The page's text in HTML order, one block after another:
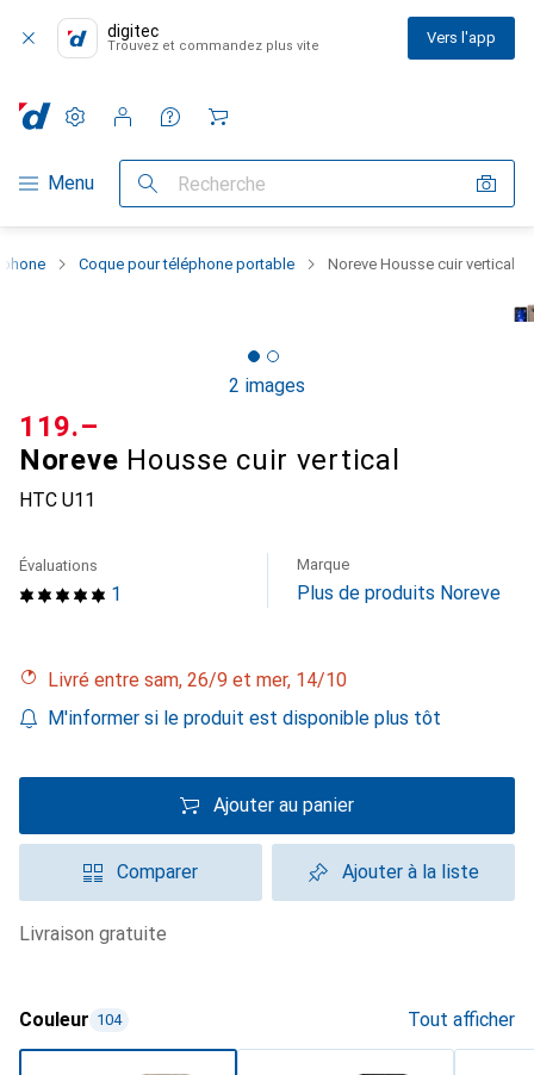
digitec
Trouvez et commandez plus vite Vers l'app
Navigation par catégorie
Menu Recherche
Paramètres
Compte client
Listes de comparaison
Listes d'envies
Panier
Coque pour téléphone portable Noreve Housse cuir vertical
2 images
Noreve Housse cuir vertical
HTC U11
CHF
119.–
1
Évaluations Marque
Plus de produits Noreve
Livré entre sam, 26/9 et mer, 14/10
M'informer si le produit est disponible plus tôt
Ajouter au panier
Comparer Ajouter à la liste
livraison gratuite
Couleur 104 Tout afficher